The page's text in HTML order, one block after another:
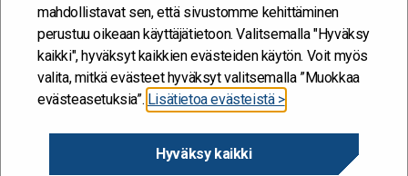
mahdollistavat sen, että sivustomme kehittäminen
perustuu oikeaan käyttäjätietoon. Valitsemalla "Hyväksy
kaikki", hyväksyt kaikkien evästeiden käytön. Voit myös
valita, mitkä evästeet hyväksyt valitsemalla ”Muokkaa
evästeasetuksia”. Lisätietoa evästeistä >
Hyväksy kaikki